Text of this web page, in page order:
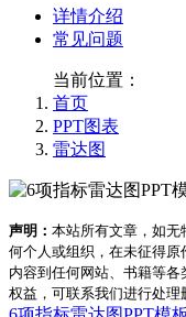
详情介绍
常见问题
当前位置：
首页
PPT图表
雷达图
声明： 本站所有文章，如无
何个人或组织，在未征得
内容到任何网站、书籍等
权益，可联系我们进行处理